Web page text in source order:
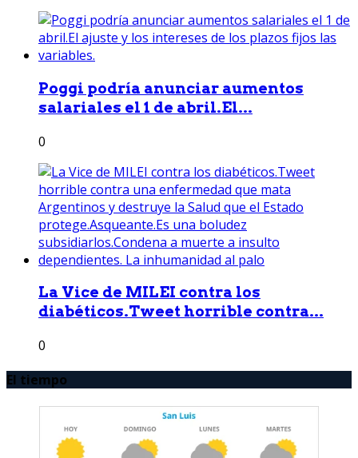
Poggi podría anunciar aumentos
salariales el 1 de abril.El...
0
La Vice de MILEI contra los
diabéticos.Tweet horrible contra...
0
El tiempo